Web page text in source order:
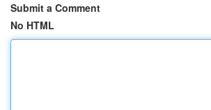
Submit a Comment
No HTML